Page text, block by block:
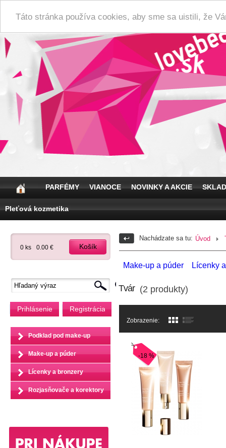
Táto stránka používa cookies, aby sme sa uistili, že
PARFÉMY VIANOCE NOVINKY A AKCIE
Pleťová kozmetika
0 ks 0.00 € Košík
Prihlásenie Registrácia
Podklad pod make-up
Make-up a púder
Lícenky a bronzery
Rozjasňovače a korektory
Nachádzate sa tu: Úvod
Make-up a púder Lícenky
Tvár(2 produkty)
Zobrazenie:
-18 %